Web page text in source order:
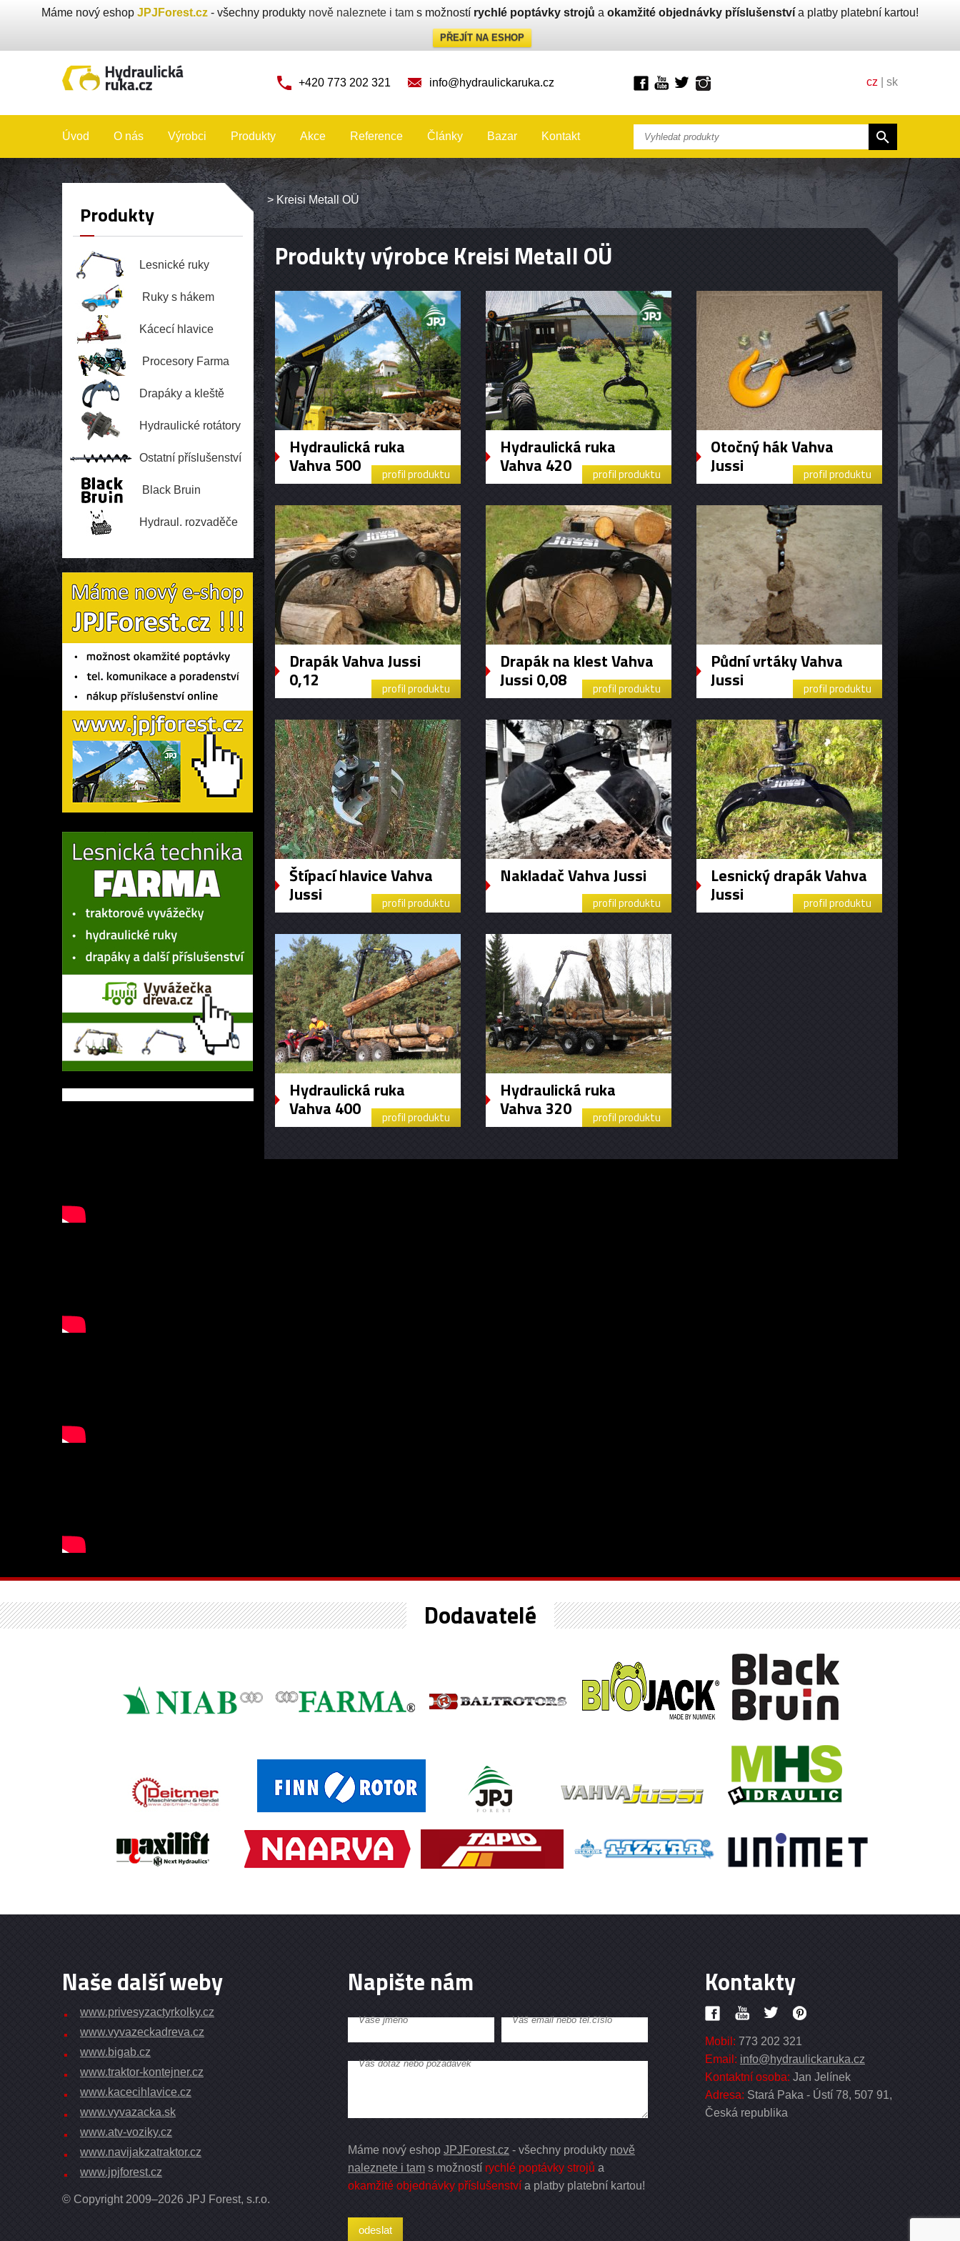
Máme nový eshop JPJForest.cz - všechny produkty nově naleznete i tam s možností rychlé poptávky strojů a okamžité objednávky příslušenství a platby platební kartou!
PŘEJÍT NA ESHOP
+420 773 202 321 info@hydraulickaruka.cz cz sk
Úvod O nás Výrobci Produkty Akce Reference Články Bazar Kontakt
Produkty
Lesnické ruky
Ruky s hákem
Kácecí hlavice
Procesory Farma
Drapáky a kleště
Hydraulické rotátory
Ostatní příslušenství
Black Bruin
Hydraul. rozvaděče
> Kreisi Metall OÜ
Produkty výrobce Kreisi Metall OÜ
Hydraulická ruka
Vahva 500 profil produktu
Hydraulická ruka
Vahva 420 profil produktu
Otočný hák Vahva
Jussi profil produktu
Drapák Vahva Jussi
0,12 profil produktu
Drapák na klest Vahva
Jussi 0,08 profil produktu
Půdní vrtáky Vahva
Jussi profil produktu
Štípací hlavice Vahva
Jussi profil produktu
Nakladač Vahva Jussi
profil produktu
Lesnický drapák Vahva
Jussi profil produktu
Hydraulická ruka
Vahva 400 profil produktu
Hydraulická ruka
Vahva 320 profil produktu
Dodavatelé
Naše další weby
www.privesyzactyrkolky.cz
www.vyvazeckadreva.cz
www.bigab.cz
www.traktor-kontejner.cz
www.kacecihlavice.cz
www.vyvazacka.sk
www.atv-voziky.cz
www.navijakzatraktor.cz
www.jpjforest.cz
© Copyright 2009–2026 JPJ Forest, s.r.o.
Napište nám
Vaše jméno Váš email nebo tel.číslo
Váš dotaz nebo požadavek
Máme nový eshop JPJForest.cz - všechny produkty nově
naleznete i tams možností rychlé poptávky strojů a
okamžité objednávky příslušenstvía platby platební kartou!
Kontakty
Mobil: 773 202 321
Email: info@hydraulickaruka.cz
Kontaktní osoba: Jan Jelínek
Adresa: Stará Paka - Ústí 78, 507 91,
Česká republika